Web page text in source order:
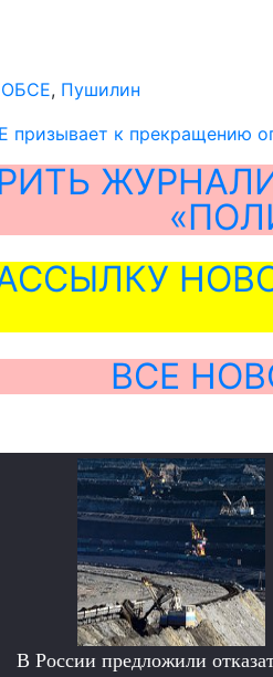
ОБСЕ, Пушилин
призывает к прекращению
ВСЕ
В России предложили